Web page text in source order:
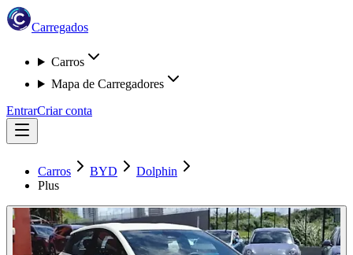
Carregados
Carros
Mapa de Carregadores
EntrarCriar conta
Carros BYD
Dolphin
Plus